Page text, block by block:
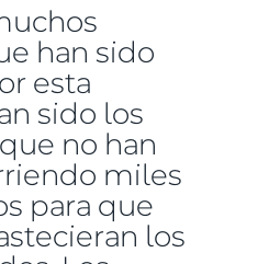
han sido
esta
sido los
no han
miles
para que
los